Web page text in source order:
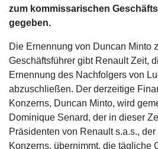
zum kommissarischen
gegeben.
Die Ernennung von Duncan Minto
Geschäftsführer gibt Renault Zeit,
Ernennung des Nachfolgers von
abzuschließen. Der derzeitige
Konzerns, Duncan Minto, wird
Dominique Senard, der in dieser
Präsidenten von Renault s.a.s.,
Konzerns, übernimmt, die tägliche